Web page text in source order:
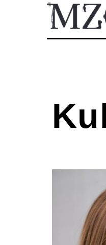
Musikatelier
Musical